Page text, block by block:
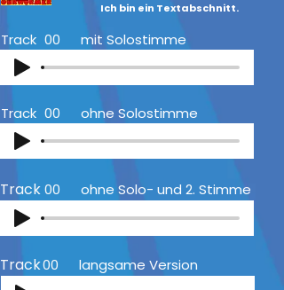
Ich bin ein Textabschnitt.
Track 00 mit Solostimme
Track 00 ohne Solostimme
Track00 ohne Solo- und 2. Stimme
Track00 langsame Version